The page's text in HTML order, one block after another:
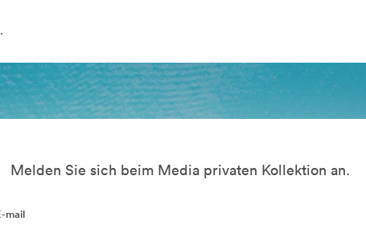
Melden Sie sich beim Media privaten Kollektion an.
mail